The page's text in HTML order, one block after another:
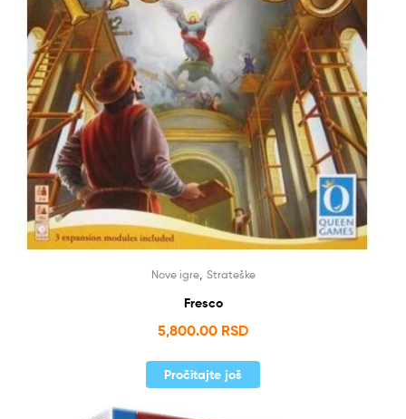
Nove igre, Strateške
Fresco
5,800.00 RSD
Pročitajte još